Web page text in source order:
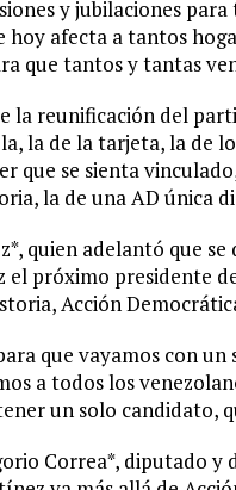
y jubilaciones
afecta a tantos
que tantos y tantas
la reunificación del
la de la tarjeta, la de
que se sienta
la de una AD única
quien adelantó que
próximo presidente
Acción
que vayamos con
a todos los
un solo candidato,
Correa*, diputado y